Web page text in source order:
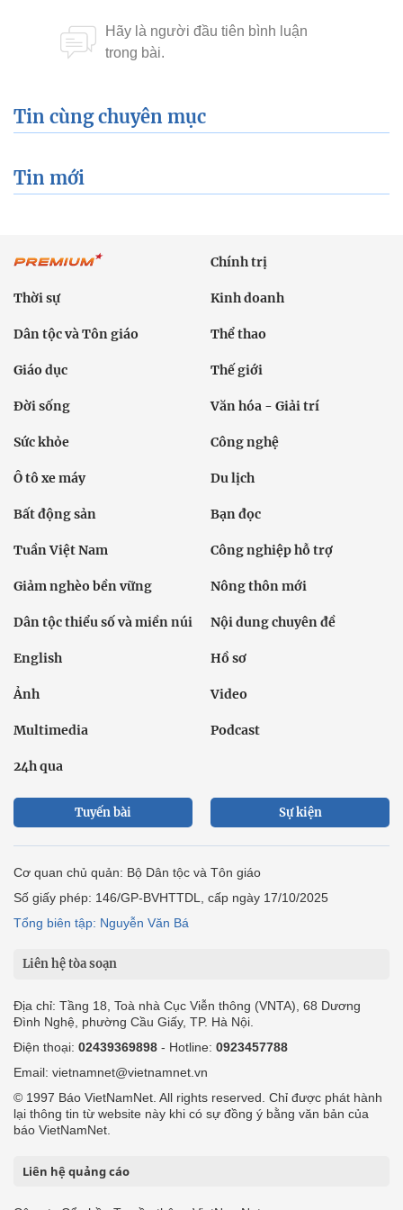
Tin cùng chuyên mục
Tin mới
Chính trị
Thời sự Kinh doanh
Dân tộc và Tôn giáo Thể thao
Giáo dục Thế giới
Đời sống Văn hóa - Giải trí
Sức khỏe Công nghệ
Ô tô xe máy Du lịch
Bất động sản Bạn đọc
Tuần Việt Nam Công nghiệp hỗ trợ
Giảm nghèo bền vững Nông thôn mới
Dân tộc thiểu số và miền núi Nội dung chuyên đề
English Hồ sơ
Ảnh Video
Multimedia Podcast
24h qua
Tuyến bài Sự kiện
Cơ quan chủ quản: Bộ Dân tộc và Tôn giáo
Số giấy phép: 146/GP-BVHTTDL, cấp ngày 17/10/2025
Tổng biên tập: Nguyễn Văn Bá
Liên hệ tòa soạn
Địa chỉ: Tầng 18, Toà nhà Cục Viễn thông (VNTA), 68 Dương
Đình Nghệ, phường Cầu Giấy, TP. Hà Nội.
Điện thoại: 02439369898 - Hotline: 0923457788
Email: vietnamnet@vietnamnet.vn
© 1997 Báo VietNamNet. All rights reserved. Chỉ được phát hành
lại thông tin từ website này khi có sự đồng ý bằng văn bản của
báo VietNamNet.
Liên hệ quảng cáo